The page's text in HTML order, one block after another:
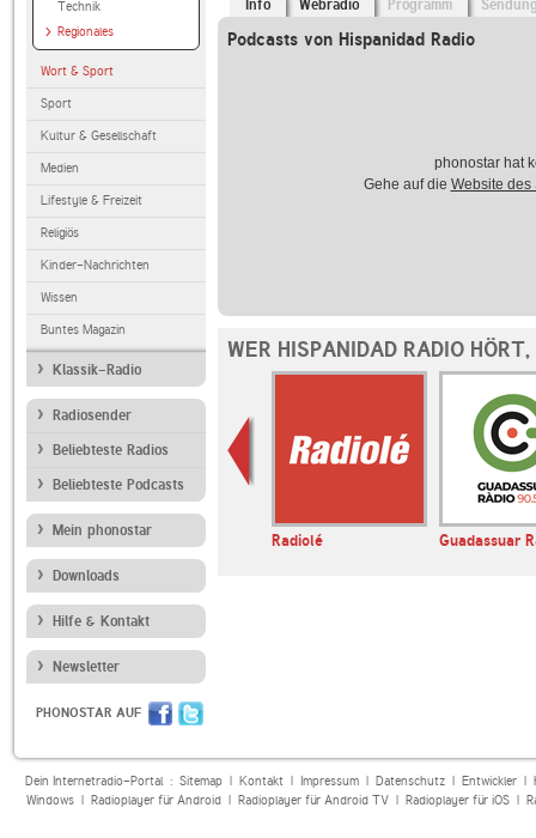
Technik
Regionales
Wort & Sport
Sport
Kultur & Gesellschaft
Medien
Lifestyle & Freizeit
Religiös
Kinder-Nachrichten
Wissen
Buntes Magazin
Klassik-Radio
Radiosender
Beliebteste Radios
Beliebteste Podcasts
Mein phonostar
Downloads
Hilfe & Kontakt
Newsletter
PHONOSTAR AUF
Info Webradio Programm
Podcasts von Hispanidad Radio
phonostar hat
Gehe auf die Website des
WER HISPANIDAD RADIO
La Mega Tgn Radiolé Guadassuar
Dein Internetradio-Portal : Sitemap| Kontakt| Impressum| Datenschutz| Entwickler|
Windows| Radioplayer für Android| Radioplayer für Android TV| Radioplayer für iOS|